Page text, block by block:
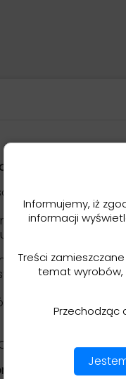
x3
Duo-Link
ze wszystkimi
wszystkich
każdego rodzaju
szklanego oraz
CAM.
Informujemy, iż
informacji
Treści
temat wyrobów,
Przechodząc